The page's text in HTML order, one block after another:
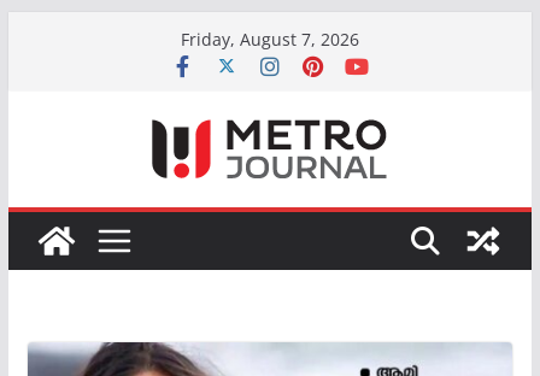
Friday, August 7, 2026